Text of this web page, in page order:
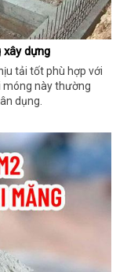
xây dựng
tải tốt phù hợp với
móng này thường
dụng.